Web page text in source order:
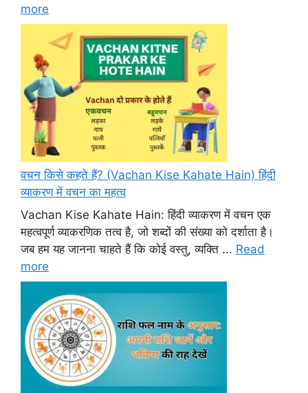
more
वचन किसे कहते हैं? (Vachan Kise Kahate Hain) हिंदी
व्याकरण में वचन का महत्व
Vachan Kise Kahate Hain: हिंदी व्याकरण में वचन एक
महत्वपूर्ण व्याकरणिक तत्व है, जो शब्दों की संख्या को दर्शाता है।
जब हम यह जानना चाहते हैं कि कोई वस्तु, व्यक्ति ... Read
more